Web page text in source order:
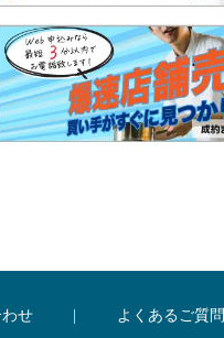
せ よくあるご質問